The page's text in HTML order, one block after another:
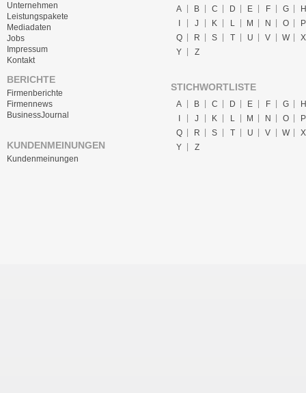
Unternehmen
Leistungspakete
Mediadaten
Jobs
Impressum
Kontakt
BERICHTE
Firmenberichte
Firmennews
BusinessJournal
KUNDENMEINUNGEN
Kundenmeinungen
A B C D E F G
H
J K L M N O
P
Q
R S T U V W
X
Y
Z
STICHWORTLISTE
A B C D E F G
H
I
J K L M N O
P
Q
R S T U V W
X
Y
Z